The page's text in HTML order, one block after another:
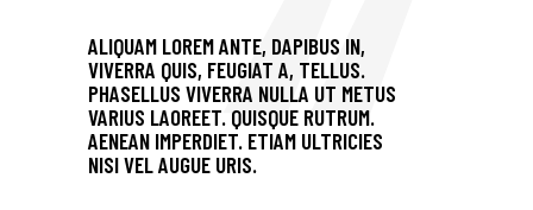
ALIQUAM LOREM ANTE, DAPIBUS IN,
VIVERRA QUIS, FEUGIAT A, TELLUS.
PHASELLUS VIVERRA NULLA UT METUS
VARIUS LAOREET. QUISQUE RUTRUM.
AENEAN IMPERDIET. ETIAM ULTRICIES
NISI VEL AUGUE URIS.